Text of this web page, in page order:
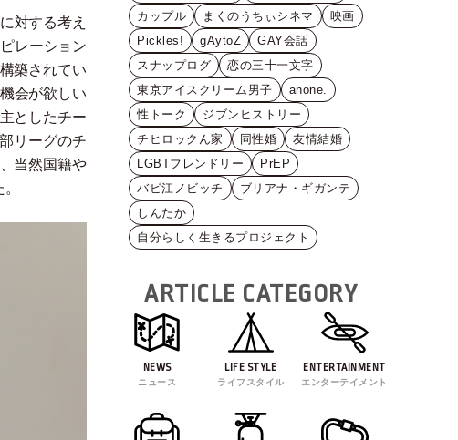
対する考え
レーション
築されてい
会が欲しい
としたチー
リーグのチ
当然国籍や
カップル
まくのうちぃシネマ
映画
Pickles!
gAytoZ
GAY会話
スナップログ
恋の三十一文字
東京アイスクリーム男子
anone.
性トーク
ジブンヒストリー
チヒロックん家
同性婚
友情結婚
LGBTフレンドリー
PrEP
バビ江ノビッチ
ブリアナ・ギガンテ
しんたか
自分らしく生きるプロジェクト
ARTICLE CATEGORY
NEWS
ニュース
LIFE STYLE
ライフスタイル
ENTERTAINMENT
エンターテイメント